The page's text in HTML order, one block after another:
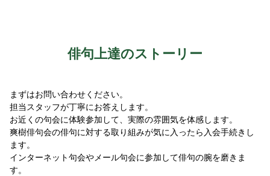
俳句上達のストーリー
まずはお問い合わせください。
担当スタッフが丁寧にお答えします。
お近くの句会に体験参加して、実際の雰囲気を体感します。
爽樹俳句会の俳句に対する取り組みが気に入ったら入会手続きし
ます。
インターネット句会やメール句会に参加して俳句の腕を磨きま
す。